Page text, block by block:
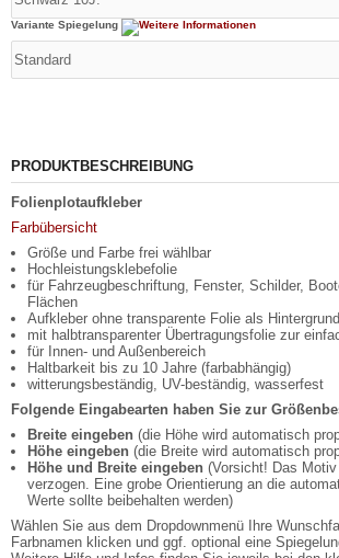
Variante Spiegelung
PRODUKTBESCHREIBUNG
Folienplotaufkleber
Farbübersicht
Größe und Farbe frei wählbar
Hochleistungsklebefolie
für Fahrzeugbeschriftung, Fenster, Schilder,
Flächen
Aufkleber ohne transparente Folie als Hintergrund
mit halbtransparenter Übertragungsfolie zur
für Innen- und Außenbereich
Haltbarkeit bis zu 10 Jahre (farbabhängig)
witterungsbeständig, UV-beständig, wasserfest
Folgende Eingabearten haben Sie zur
Breite eingeben (die Höhe wird automatisch
Höhe eingeben (die Breite wird automatisch
Höhe und Breite eingeben (Vorsicht! Das Motiv
verzogen. Eine grobe Orientierung an die
Werte sollte beibehalten werden)
Wählen Sie aus dem Dropdownmenü Ihre
Farbnamen klicken und ggf. optional eine